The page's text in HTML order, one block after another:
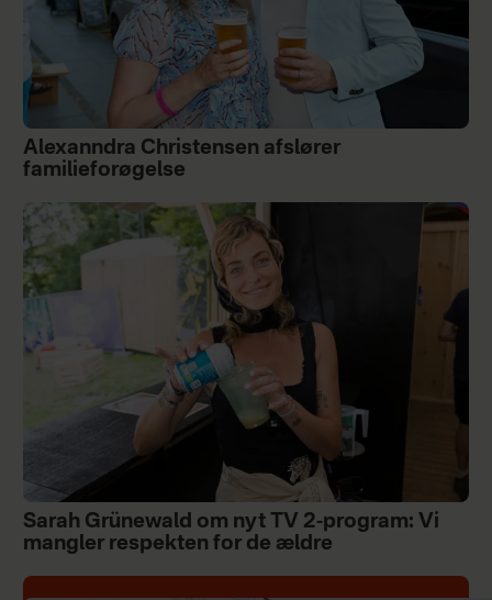
Alexanndra Christensen afslører
familieforøgelse
Sarah Grünewald om nyt TV 2-program: Vi
mangler respekten for de ældre